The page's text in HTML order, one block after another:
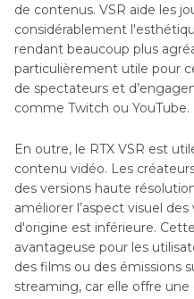
de contenus. VSR aide les
considérablement
rendant beaucoup plus
particulièrement utile pour
de spectateurs et
comme Twitch ou YouTube.
En outre, le RTX VSR est
contenu vidéo. Les
des versions haute
améliorer l’aspect visuel
d'origine est inférieure.
avantageuse pour les
des films ou des émissions
streaming, car elle offre une